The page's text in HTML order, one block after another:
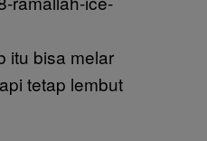
itu bisa melar
tetap lembut